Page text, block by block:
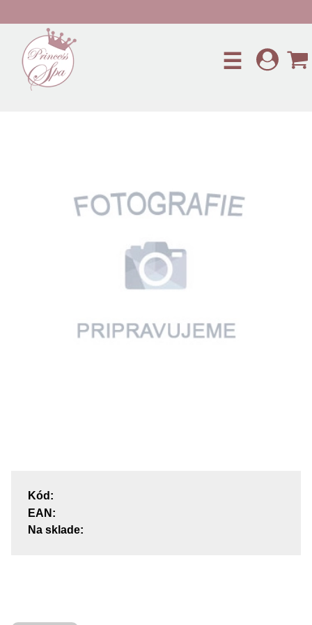
☰
Kód:
EAN:
Na sklade: